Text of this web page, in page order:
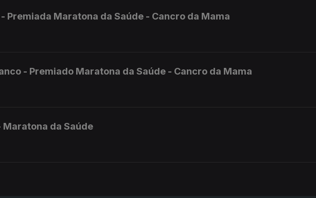
Premiada Maratona da Saúde - Cancro da Mama
- Premiado Maratona da Saúde - Cancro da Mama
da Saúde